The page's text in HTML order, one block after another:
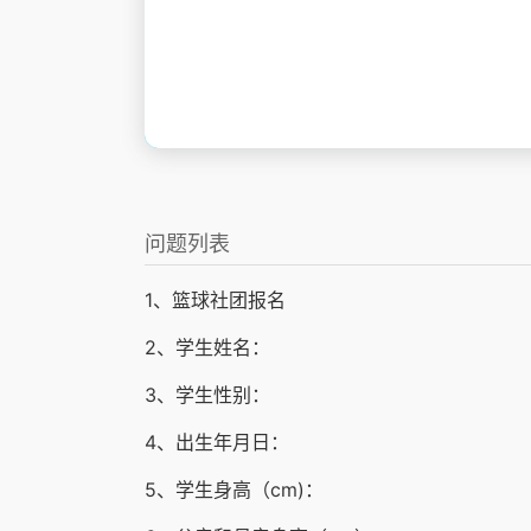
问题列表
1、篮球社团报名
2、学生姓名：
3、学生性别：
4、出生年月日：
5、学生身高（cm)：